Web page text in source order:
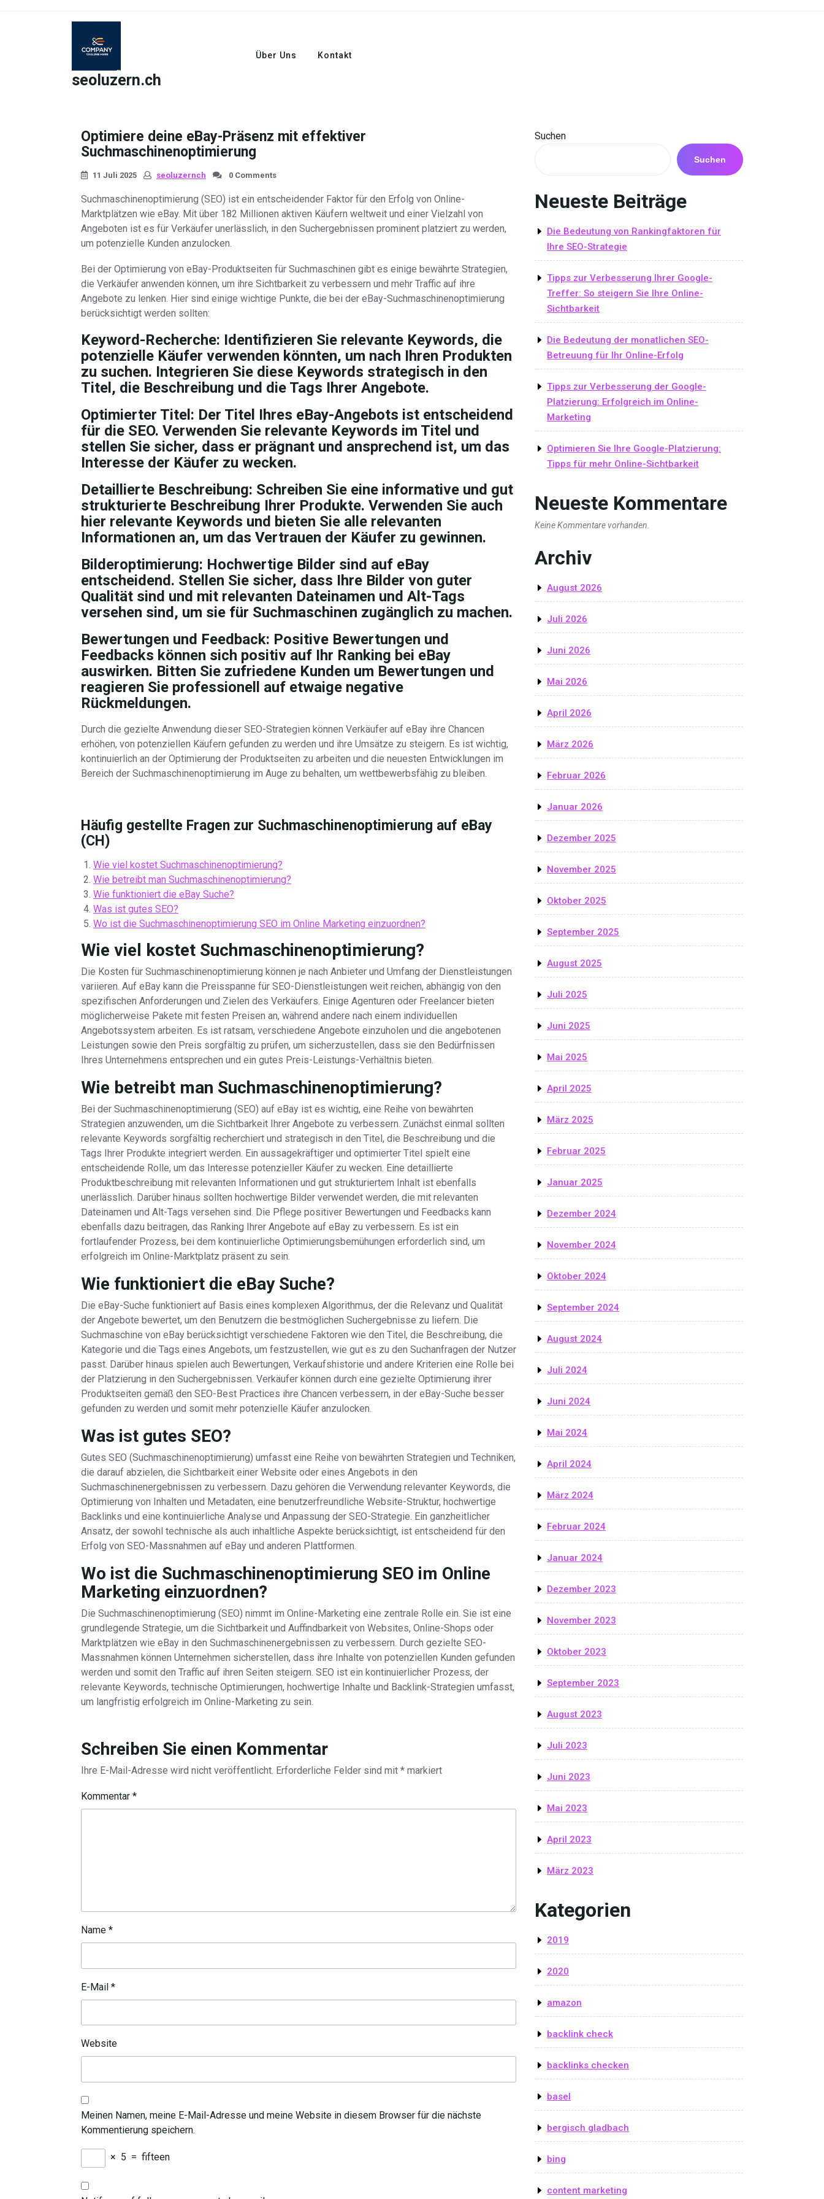
seoluzern.ch
Über Uns Kontakt
Optimiere deine eBay-Präsenz mit effektiver
Suchmaschinenoptimierung
11 Juli 2025 seoluzernch 0 Comments
Suchmaschinenoptimierung (SEO) ist ein entscheidender Faktor für den Erfolg von Online-
Marktplätzen wie eBay. Mit über 182 Millionen aktiven Käufern weltweit und einer Vielzahl von
Angeboten ist es für Verkäufer unerlässlich, in den Suchergebnissen prominent platziert zu werden,
um potenzielle Kunden anzulocken.
Bei der Optimierung von eBay-Produktseiten für Suchmaschinen gibt es einige bewährte Strategien,
die Verkäufer anwenden können, um ihre Sichtbarkeit zu verbessern und mehr Traffic auf ihre
Angebote zu lenken. Hier sind einige wichtige Punkte, die bei der eBay-Suchmaschinenoptimierung
berücksichtigt werden sollten:
Keyword-Recherche: Identifizieren Sie relevante Keywords, die
potenzielle Käufer verwenden könnten, um nach Ihren Produkten
zu suchen. Integrieren Sie diese Keywords strategisch in den
Titel, die Beschreibung und die Tags Ihrer Angebote.
Optimierter Titel: Der Titel Ihres eBay-Angebots ist entscheidend
für die SEO. Verwenden Sie relevante Keywords im Titel und
stellen Sie sicher, dass er prägnant und ansprechend ist, um das
Interesse der Käufer zu wecken.
Detaillierte Beschreibung: Schreiben Sie eine informative und gut
strukturierte Beschreibung Ihrer Produkte. Verwenden Sie auch
hier relevante Keywords und bieten Sie alle relevanten
Informationen an, um das Vertrauen der Käufer zu gewinnen.
Bilderoptimierung: Hochwertige Bilder sind auf eBay
entscheidend. Stellen Sie sicher, dass Ihre Bilder von guter
Qualität sind und mit relevanten Dateinamen und Alt-Tags
versehen sind, um sie für Suchmaschinen zugänglich zu machen.
Bewertungen und Feedback: Positive Bewertungen und
Feedbacks können sich positiv auf Ihr Ranking bei eBay
auswirken. Bitten Sie zufriedene Kunden um Bewertungen und
reagieren Sie professionell auf etwaige negative
Rückmeldungen.
Durch die gezielte Anwendung dieser SEO-Strategien können Verkäufer auf eBay ihre Chancen
erhöhen, von potenziellen Käufern gefunden zu werden und ihre Umsätze zu steigern. Es ist wichtig,
kontinuierlich an der Optimierung der Produktseiten zu arbeiten und die neuesten Entwicklungen im
Bereich der Suchmaschinenoptimierung im Auge zu behalten, um wettbewerbsfähig zu bleiben.
Häufig gestellte Fragen zur Suchmaschinenoptimierung auf eBay
(CH)
Wie viel kostet Suchmaschinenoptimierung?
Wie betreibt man Suchmaschinenoptimierung?
Wie funktioniert die eBay Suche?
Was ist gutes SEO?
Wo ist die Suchmaschinenoptimierung SEO im Online Marketing einzuordnen?
Wie viel kostet Suchmaschinenoptimierung?
Die Kosten für Suchmaschinenoptimierung können je nach Anbieter und Umfang der Dienstleistungen
variieren. Auf eBay kann die Preisspanne für SEO-Dienstleistungen weit reichen, abhängig von den
spezifischen Anforderungen und Zielen des Verkäufers. Einige Agenturen oder Freelancer bieten
möglicherweise Pakete mit festen Preisen an, während andere nach einem individuellen
Angebotssystem arbeiten. Es ist ratsam, verschiedene Angebote einzuholen und die angebotenen
Leistungen sowie den Preis sorgfältig zu prüfen, um sicherzustellen, dass sie den Bedürfnissen
Ihres Unternehmens entsprechen und ein gutes Preis-Leistungs-Verhältnis bieten.
Wie betreibt man Suchmaschinenoptimierung?
Bei der Suchmaschinenoptimierung (SEO) auf eBay ist es wichtig, eine Reihe von bewährten
Strategien anzuwenden, um die Sichtbarkeit Ihrer Angebote zu verbessern. Zunächst einmal sollten
relevante Keywords sorgfältig recherchiert und strategisch in den Titel, die Beschreibung und die
Tags Ihrer Produkte integriert werden. Ein aussagekräftiger und optimierter Titel spielt eine
entscheidende Rolle, um das Interesse potenzieller Käufer zu wecken. Eine detaillierte
Produktbeschreibung mit relevanten Informationen und gut strukturiertem Inhalt ist ebenfalls
unerlässlich. Darüber hinaus sollten hochwertige Bilder verwendet werden, die mit relevanten
Dateinamen und Alt-Tags versehen sind. Die Pflege positiver Bewertungen und Feedbacks kann
ebenfalls dazu beitragen, das Ranking Ihrer Angebote auf eBay zu verbessern. Es ist ein
fortlaufender Prozess, bei dem kontinuierliche Optimierungsbemühungen erforderlich sind, um
erfolgreich im Online-Marktplatz präsent zu sein.
Wie funktioniert die eBay Suche?
Die eBay-Suche funktioniert auf Basis eines komplexen Algorithmus, der die Relevanz und Qualität
der Angebote bewertet, um den Benutzern die bestmöglichen Suchergebnisse zu liefern. Die
Suchmaschine von eBay berücksichtigt verschiedene Faktoren wie den Titel, die Beschreibung, die
Kategorie und die Tags eines Angebots, um festzustellen, wie gut es zu den Suchanfragen der Nutzer
passt. Darüber hinaus spielen auch Bewertungen, Verkaufshistorie und andere Kriterien eine Rolle bei
der Platzierung in den Suchergebnissen. Verkäufer können durch eine gezielte Optimierung ihrer
Produktseiten gemäß den SEO-Best Practices ihre Chancen verbessern, in der eBay-Suche besser
gefunden zu werden und somit mehr potenzielle Käufer anzulocken.
Was ist gutes SEO?
Gutes SEO (Suchmaschinenoptimierung) umfasst eine Reihe von bewährten Strategien und Techniken,
die darauf abzielen, die Sichtbarkeit einer Website oder eines Angebots in den
Suchmaschinenergebnissen zu verbessern. Dazu gehören die Verwendung relevanter Keywords, die
Optimierung von Inhalten und Metadaten, eine benutzerfreundliche Website-Struktur, hochwertige
Backlinks und eine kontinuierliche Analyse und Anpassung der SEO-Strategie. Ein ganzheitlicher
Ansatz, der sowohl technische als auch inhaltliche Aspekte berücksichtigt, ist entscheidend für den
Erfolg von SEO-Massnahmen auf eBay und anderen Plattformen.
Wo ist die Suchmaschinenoptimierung SEO im Online
Marketing einzuordnen?
Die Suchmaschinenoptimierung (SEO) nimmt im Online-Marketing eine zentrale Rolle ein. Sie ist eine
grundlegende Strategie, um die Sichtbarkeit und Auffindbarkeit von Websites, Online-Shops oder
Marktplätzen wie eBay in den Suchmaschinenergebnissen zu verbessern. Durch gezielte SEO-
Massnahmen können Unternehmen sicherstellen, dass ihre Inhalte von potenziellen Kunden gefunden
werden und somit den Traffic auf ihren Seiten steigern. SEO ist ein kontinuierlicher Prozess, der
relevante Keywords, technische Optimierungen, hochwertige Inhalte und Backlink-Strategien umfasst,
um langfristig erfolgreich im Online-Marketing zu sein.
Schreiben Sie einen Kommentar
Ihre E-Mail-Adresse wird nicht veröffentlicht. Erforderliche Felder sind mit * markiert
Kommentar *
Name *
E-Mail *
Website
Meinen Namen, meine E-Mail-Adresse und meine Website in diesem Browser für die nächste
Kommentierung speichern.
× 5 = fifteen
Suchen
Suchen
Neueste Beiträge
Die Bedeutung von Rankingfaktoren für
Ihre SEO-Strategie
Tipps zur Verbesserung Ihrer Google-
Treffer: So steigern Sie Ihre Online-
Sichtbarkeit
Die Bedeutung der monatlichen SEO-
Betreuung für Ihr Online-Erfolg
Tipps zur Verbesserung der Google-
Platzierung: Erfolgreich im Online-
Marketing
Optimieren Sie Ihre Google-Platzierung:
Tipps für mehr Online-Sichtbarkeit
Neueste Kommentare
Keine Kommentare vorhanden.
Archiv
August 2026
Juli 2026
Juni 2026
Mai 2026
April 2026
März 2026
Februar 2026
Januar 2026
Dezember 2025
November 2025
Oktober 2025
September 2025
August 2025
Juli 2025
Juni 2025
Mai 2025
April 2025
März 2025
Februar 2025
Januar 2025
Dezember 2024
November 2024
Oktober 2024
September 2024
August 2024
Juli 2024
Juni 2024
Mai 2024
April 2024
März 2024
Februar 2024
Januar 2024
Dezember 2023
November 2023
Oktober 2023
September 2023
August 2023
Juli 2023
Juni 2023
Mai 2023
April 2023
März 2023
Kategorien
2019
2020
amazon
backlink check
backlinks checken
basel
bergisch gladbach
bing
content marketing